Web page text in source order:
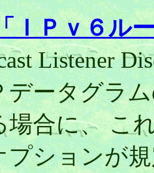
ＩＰｖ６ル
Listener
データグラ
場合に、 こ
プションが